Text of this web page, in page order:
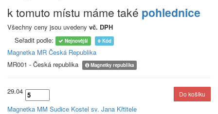
k tomuto místu máme také pohlednice
Všechny ceny jsou uvedeny vč. DPH
Seřadit podle:
Nejnovější Kód
Magnetka MR Česká Republika
MR001 - Česká republika
Magnetky republika
29.04
Magnetka MM Sudice Kostel sv. Jana Křtitele